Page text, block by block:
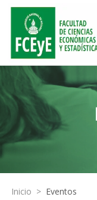
Inicio > Eventos